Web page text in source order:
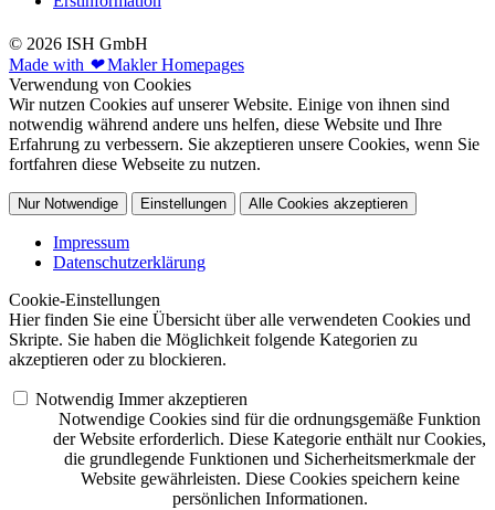
© 2026 ISH GmbH
Made with ❤Makler Homepages
Verwendung von Cookies
Wir nutzen Cookies auf unserer Website. Einige von ihnen sind
notwendig während andere uns helfen, diese Website und Ihre
Erfahrung zu verbessern. Sie akzeptieren unsere Cookies, wenn Sie
fortfahren diese Webseite zu nutzen.
Nur Notwendige Einstellungen Alle Cookies akzeptieren
Impressum
Datenschutzerklärung
Cookie-Einstellungen
Hier finden Sie eine Übersicht über alle verwendeten Cookies und
Skripte. Sie haben die Möglichkeit folgende Kategorien zu
akzeptieren oder zu blockieren.
Notwendig Immer akzeptieren
Notwendige Cookies sind für die ordnungsgemäße Funktion
der Website erforderlich. Diese Kategorie enthält nur Cookies,
die grundlegende Funktionen und Sicherheitsmerkmale der
Website gewährleisten. Diese Cookies speichern keine
persönlichen Informationen.